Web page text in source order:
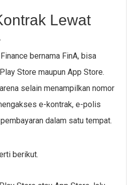
Lewat
bernama FinA, bisa
Store maupun App Store.
selain menampilkan nomor
e-kontrak, e-polis
dalam satu tempat.
berikut.